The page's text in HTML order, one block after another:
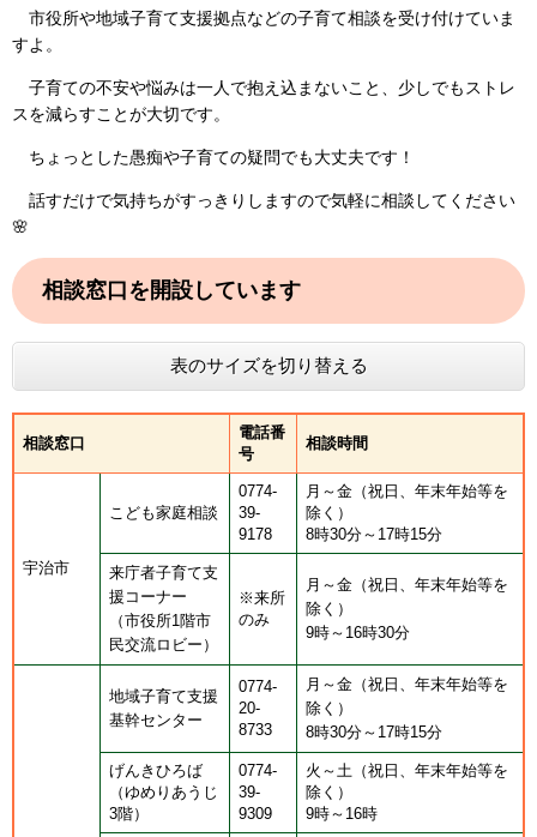
市役所や地域子育て支援拠点などの子育て相談を受け付けていま
すよ。
子育ての不安や悩みは一人で抱え込まないこと、少しでもストレ
スを減らすことが大切です。
ちょっとした愚痴や子育ての疑問でも大丈夫です！
話すだけで気持ちがすっきりしますので気軽に相談してください
🌸
相談窓口を開設しています
表のサイズを切り替える
相談窓口
電話番
号
相談時間
宇治市
こども家庭相談
0774-
39-
9178
月～金（祝日、年末年始等を
除く）
8時30分～17時15分
来庁者子育て支
援コーナー
（市役所1階市
民交流ロビー）
※来所
のみ
月～金（祝日、年末年始等を
除く）
9時～16時30分
地域子育て支援
基幹センター
0774-
20-
8733
月～金（祝日、年末年始等を
除く）
8時30分～17時15分
げんきひろば
（ゆめりあうじ
3階）
0774-
39-
9309
火～土（祝日、年末年始等を
除く）
9時～16時